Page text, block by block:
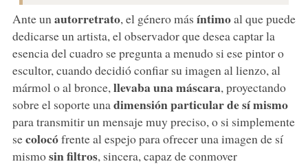
Ante un autorretrato, el género más íntimoal que puede
dedicarse un artista, el observador que desea captar la
esencia del cuadro se pregunta a menudo si ese pintor o
escultor, cuando decidió confiar su imagen al lienzo, al
mármol o al bronce, llevaba una máscara, proyectando
sobre el soporte una dimensión particular de sí mismo
para transmitir un mensaje muy preciso, o si simplemente
secolocófrente al espejo para ofrecer una imagen de sí
mismosin filtros, sincera, capaz de conmover